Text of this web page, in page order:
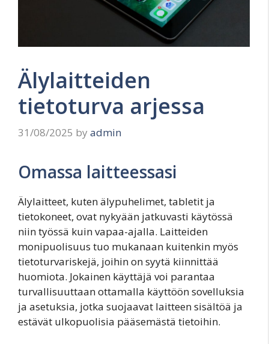
Älylaitteiden
tietoturva arjessa
31/08/2025 by admin
Omassa laitteessasi
Älylaitteet, kuten älypuhelimet, tabletit ja
tietokoneet, ovat nykyään jatkuvasti käytössä
niin työssä kuin vapaa-ajalla. Laitteiden
monipuolisuus tuo mukanaan kuitenkin myös
tietoturvariskejä, joihin on syytä kiinnittää
huomiota. Jokainen käyttäjä voi parantaa
turvallisuuttaan ottamalla käyttöön sovelluksia
ja asetuksia, jotka suojaavat laitteen sisältöä ja
estävät ulkopuolisia pääsemästä tietoihin.